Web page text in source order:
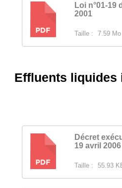
Loi n°01-19
2001
Taille : 7.59 Mo
Effluents liquides
Décret
19 avril 2006
Taille : 55.93